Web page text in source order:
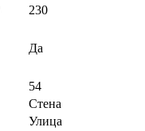
230
Да
54
Стена
Улица